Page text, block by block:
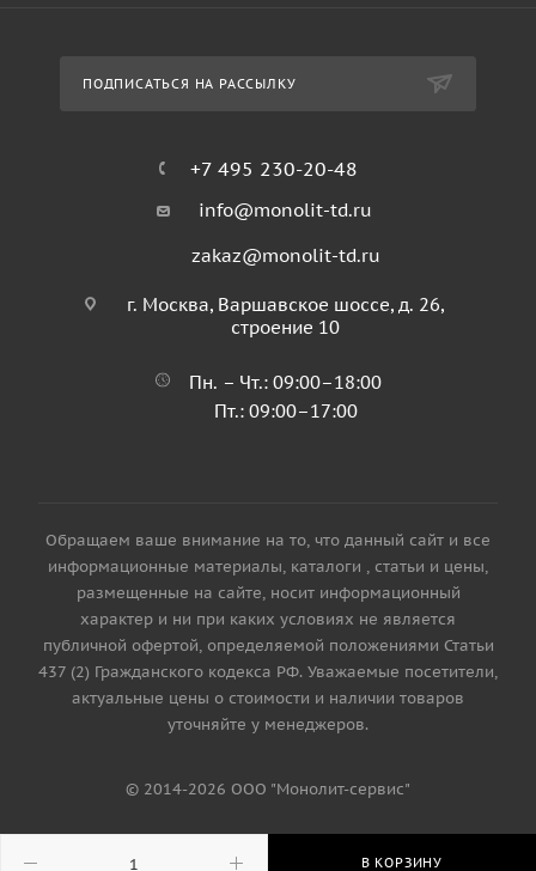
В КОРЗИНУ
ПОДПИСАТЬСЯ НА РАССЫЛКУ
+7 495 230-20-48
info@monolit-td.ru
zakaz@monolit-td.ru
г. Москва, Варшавское шоссе, д. 26,
строение 10
Пн. – Чт.: 09:00–18:00
Пт.: 09:00–17:00
Обращаем ваше внимание на то, что данный сайт и все
информационные материалы, каталоги , статьи и цены,
размещенные на сайте, носит информационный
характер и ни при каких условиях не является
публичной офертой, определяемой положениями Статьи
437 (2) Гражданского кодекса РФ. Уважаемые посетители,
актуальные цены о стоимости и наличии товаров
уточняйте у менеджеров.
© 2014-2026 ООО "Монолит-сервис"